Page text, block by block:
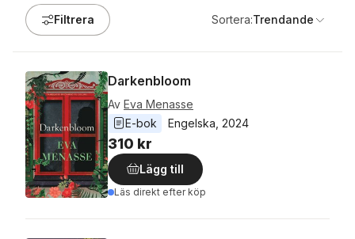
Filtrera Sortera:Trendande
Darkenbloom
Av Eva Menasse
E-bok
Engelska 2024
310 kr
Lägg till
Läs direkt efter köp